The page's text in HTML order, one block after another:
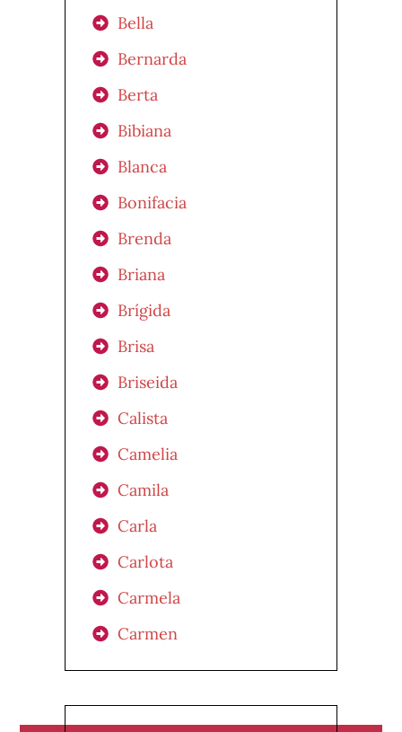
Bella
Bernarda
Berta
Bibiana
Blanca
Bonifacia
Brenda
Briana
Brígida
Brisa
Briseida
Calista
Camelia
Camila
Carla
Carlota
Carmela
Carmen